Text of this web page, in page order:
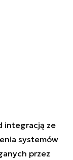
integracją ze
systemów
przez